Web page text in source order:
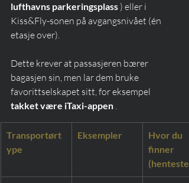
lufthavns parkeringsplass ) eller i
Kiss&Fly-sonen på avgangsnivået (én
etasje over).
Dette krever at passasjeren bærer
bagasjen sin, men lar dem bruke
favorittselskapet sitt, for eksempel
takket være iTaxi-appen .
Transportørt
ype
Eksempler
Hvor du
finner